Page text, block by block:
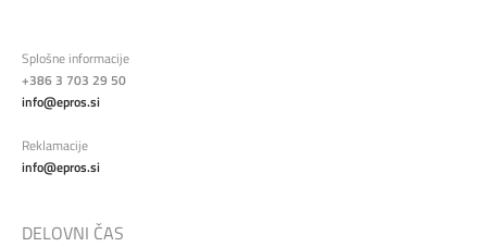
Splošne informacije
+386 3 703 29 50
info@epros.si
Reklamacije
info@epros.si
DELOVNI ČAS